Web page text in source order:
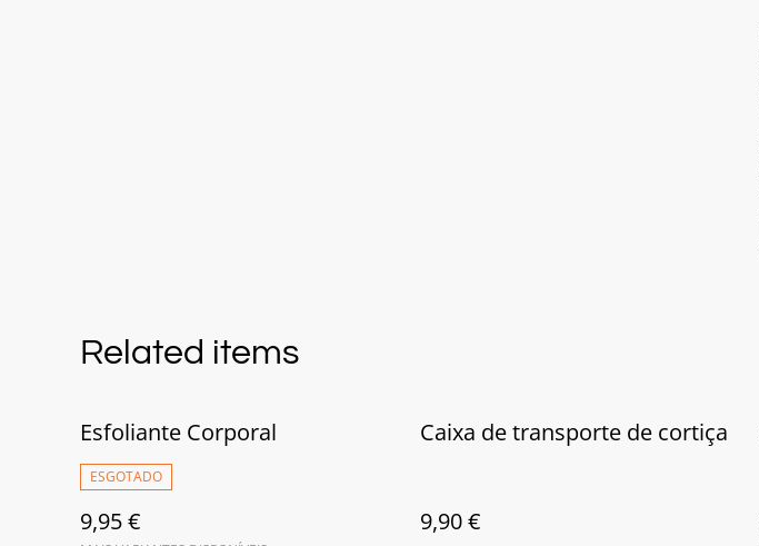
Related items
Esfoliante Corporal
ESGOTADO
9,95 €
Caixa de transporte de cortiça
9,90 €